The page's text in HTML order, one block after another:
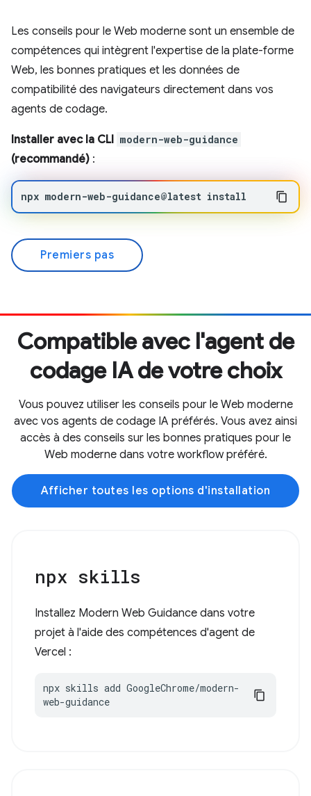
Les conseils pour le Web moderne sont un ensemble de
compétences qui intègrent l'expertise de la plate-forme
Web, les bonnes pratiques et les données de
compatibilité des navigateurs directement dans vos
agents de codage.
Installer avec la CLI modern-web-guidance
(recommandé) :
npx modern-web-guidance@latest install
Premiers pas
Compatible avec l'agent de
codage IA de votre choix
Vous pouvez utiliser les conseils pour le Web moderne
avec vos agents de codage IA préférés. Vous avez ainsi
accès à des conseils sur les bonnes pratiques pour le
Web moderne dans votre workflow préféré.
Afficher toutes les options d'installation
npx skills
Installez Modern Web Guidance dans votre
projet à l'aide des compétences d'agent de
Vercel :
npx skills add GoogleChrome/modern-
web-guidance